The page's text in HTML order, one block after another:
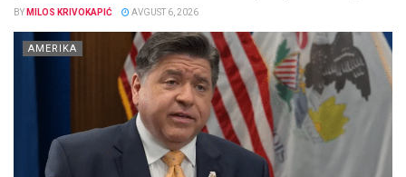
BY MILOS KRIVOKAPIĆ AVGUST 6, 2026
AMERIKA